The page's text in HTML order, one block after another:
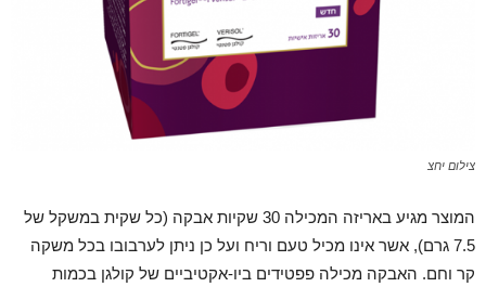
צילום יחצ
המוצר מגיע באריזה המכילה 30 שקיות אבקה (כל שקית במשקל של
7.5 גרם), אשר אינו מכיל טעם וריח ועל כן ניתן לערבובו בכל משקה
קר וחם. האבקה מכילה פפטידים ביו-אקטיביים של קולגן בכמות